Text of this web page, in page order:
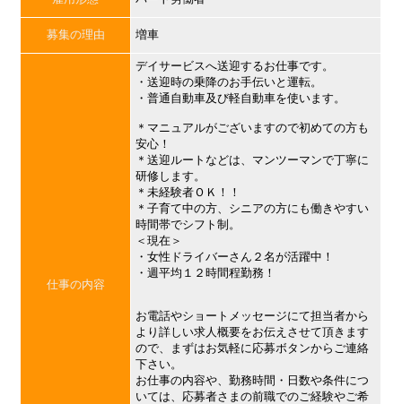
募集の理由 増車
仕事の内容
デイサービスへ送迎するお仕事です。
・送迎時の乗降のお手伝いと運転。
・普通自動車及び軽自動車を使います。
＊マニュアルがございますので初めての方も
安心！
＊送迎ルートなどは、マンツーマンで丁寧に
研修します。
＊未経験者ＯＫ！！
＊子育て中の方、シニアの方にも働きやすい
時間帯でシフト制。
＜現在＞
・女性ドライバーさん２名が活躍中！
・週平均１２時間程勤務！
お電話やショートメッセージにて担当者から
より詳しい求人概要をお伝えさせて頂きます
ので、まずはお気軽に応募ボタンからご連絡
下さい。
お仕事の内容や、勤務時間・日数や条件につ
いては、応募者さまの前職でのご経験やご希